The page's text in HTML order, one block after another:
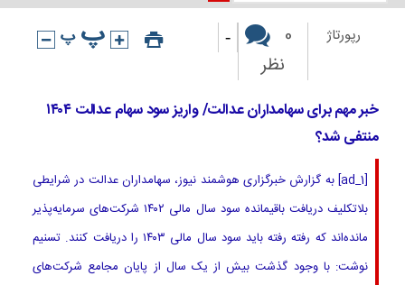
رپورتاژ
0
نظر
-
خبر مهم برای سهامداران عدالت/ واریز سود سهام عدالت ۱۴۰۴
منتفی شد؟
[ad_1] به گزارش خبرگزاری هوشمند نیوز، سهامداران عدالت در شرایطی
بلاتکلیف دریافت باقیمانده سود سال مالی ۱۴۰۲ شرکت‌های سرمایه‌پذیر
مانده‌اند که رفته رفته باید سود سال مالی ۱۴۰۳ را دریافت کنند. تسنیم
نوشت: با وجود گذشت بیش از یک سال از پایان مجامع شرکت‌های